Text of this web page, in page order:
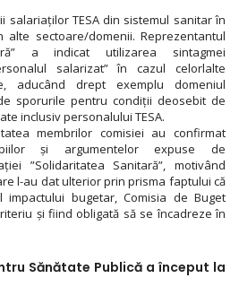
salariaților TESA din sistemul sanitar în
sectoare/domenii. Reprezentantul
a indicat utilizarea sintagmei
salarizat” în cazul celorlalte
aducând drept exemplu domeniul
sporurile pentru condiții deosebit de
inclusiv personalului TESA.
membrilor comisiei au confirmat
și argumentelor expuse de
”Solidaritatea Sanitară”, motivând
l-au dat ulterior prin prisma faptului că
bugetar, Comisia de Buget
și fiind obligată să se încadreze în
Sănătate Publică a început la